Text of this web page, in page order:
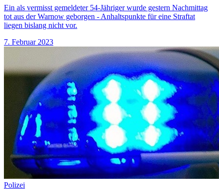
Ein als vermisst gemeldeter 54-Jähriger wurde gestern Nachmittag
tot aus der Warnow geborgen - Anhaltspunkte für eine Straftat
liegen bislang nicht vor.
7. Februar 2023
Polizei